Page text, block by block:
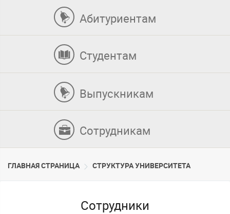
Абитуриентам
Студентам
Выпускникам
Сотрудникам
ГЛАВНАЯ СТРАНИЦА CТРУКТУРА УНИВЕРСИТЕТА
Сотрудники